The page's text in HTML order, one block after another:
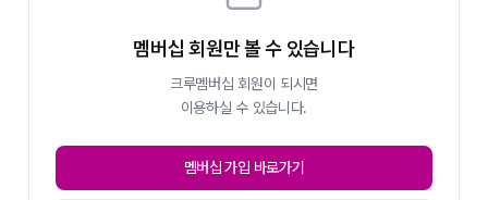
멤버십 회원만 볼 수 있습니다
크루멤버십 회원이 되시면
이용하실 수 있습니다.
멤버십 가입 바로가기